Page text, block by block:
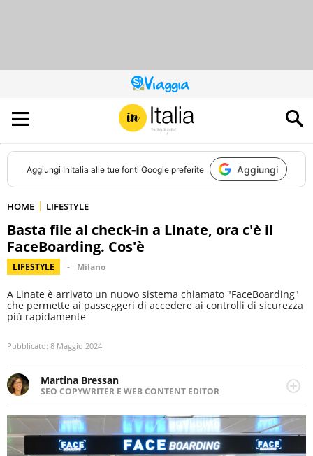
QUESTO
SITO
CONTRIBUISCE
ALL’AUDIENCE
DI
Aggiungi InItalia alle tue fonti Google preferite Aggiungi
HOME LIFESTYLE
Basta file al check-in a Linate, ora c'è il
FaceBoarding. Cos'è
LIFESTYLE Milano
A Linate è arrivato un nuovo sistema chiamato "FaceBoarding"
che permette ai passeggeri di accedere ai controlli di sicurezza
più rapidamente
Pubblicato: 8 Maggio 2024
Martina Bressan
SEO COPYWRITER E WEB CONTENT EDITOR
Appassionata di viaggi, di trail running e di yoga, ama
scoprire nuovi posti e nuove culture. Curiosa,
determinata e intraprendente adora leggere ma
soprattutto scrivere.